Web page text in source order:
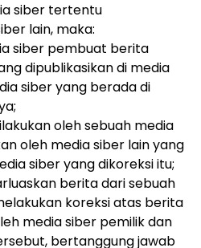
siber tertentu
lain, maka:
siber pembuat berita
dipublikasikan di media
siber yang berada di
oleh sebuah media
oleh media siber lain yang
siber yang dikoreksi itu;
berita dari sebuah
koreksi atas berita
media siber pemilik dan
bertanggung jawab